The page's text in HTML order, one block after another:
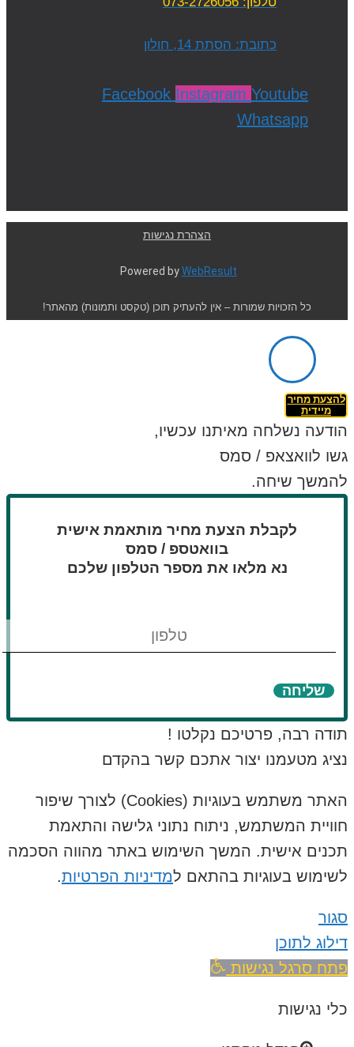
כתובת: הסתת 14, חולון
Facebook Instagram Youtube
Whatsapp
הצהרת נגישות
Powered byWebResult
כל הזכויות שמורות – אין להעתיק תוכן (טקסט ותמונות) מהאתר!
להצעת מחיר
מיידית
הודעה נשלחה מאיתנו עכשיו,
גשו לוואצאפ / סמס
להמשך שיחה.
לקבלת הצעת מחיר מותאמת אישית
בוואטספ / סמס
נא מלאו את מספר הטלפון שלכם
שליחה
תודה רבה, פרטיכם נקלטו !
נציג מטעמנו יצור אתכם קשר בהקדם
האתר משתמש בעוגיות (Cookies) לצורך שיפור
חוויית המשתמש, ניתוח נתוני גלישה והתאמת
תכנים אישית. המשך השימוש באתר מהווה הסכמה
לשימוש בעוגיות בהתאם למדיניות הפרטיות.
סגור
דילוג לתוכן
פתח סרגל נגישות
כלי נגישות